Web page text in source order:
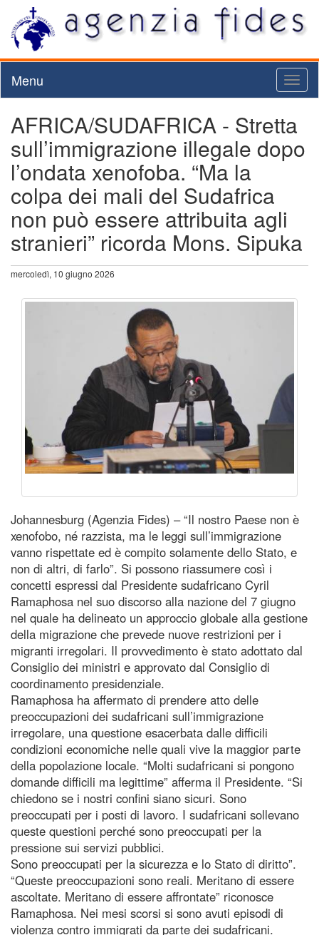
Menu
AFRICA/SUDAFRICA - Stretta
sull’immigrazione illegale dopo
l’ondata xenofoba. “Ma la
colpa dei mali del Sudafrica
non può essere attribuita agli
stranieri” ricorda Mons. Sipuka
mercoledì, 10 giugno 2026
Johannesburg (Agenzia Fides) – “Il nostro Paese non è
xenofobo, né razzista, ma le leggi sull’immigrazione
vanno rispettate ed è compito solamente dello Stato, e
non di altri, di farlo”. Si possono riassumere così i
concetti espressi dal Presidente sudafricano Cyril
Ramaphosa nel suo discorso alla nazione del 7 giugno
nel quale ha delineato un approccio globale alla gestione
della migrazione che prevede nuove restrizioni per i
migranti irregolari. Il provvedimento è stato adottato dal
Consiglio dei ministri e approvato dal Consiglio di
coordinamento presidenziale.
Ramaphosa ha affermato di prendere atto delle
preoccupazioni dei sudafricani sull’immigrazione
irregolare, una questione esacerbata dalle difficili
condizioni economiche nelle quali vive la maggior parte
della popolazione locale. “Molti sudafricani si pongono
domande difficili ma legittime” afferma il Presidente. “Si
chiedono se i nostri confini siano sicuri. Sono
preoccupati per i posti di lavoro. I sudafricani sollevano
queste questioni perché sono preoccupati per la
pressione sui servizi pubblici.
Sono preoccupati per la sicurezza e lo Stato di diritto”.
“Queste preoccupazioni sono reali. Meritano di essere
ascoltate. Meritano di essere affrontate” riconosce
Ramaphosa. Nei mesi scorsi si sono avuti episodi di
violenza contro immigrati da parte dei sudafricani.